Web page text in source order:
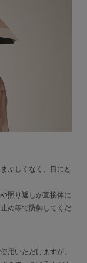
ぶしくなく、目にと
照り返しが直接体に
め等で防御してくだ
用いただけますが、